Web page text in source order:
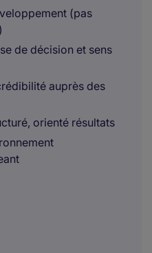
(pas
de décision et sens
auprès des
orienté résultats